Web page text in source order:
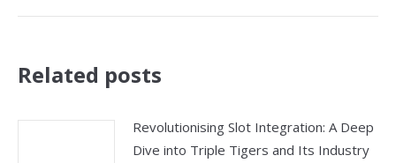
Related posts
Revolutionising Slot Integration: A Deep
Dive into Triple Tigers and Its Industry